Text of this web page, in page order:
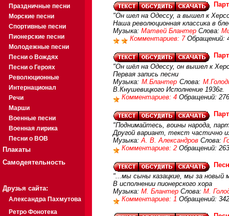
Праздничные песни
Морские песни
Спортивные песни
Пионерские песни
Молодежные песни
Песни о Вождях
Песни о Героях
Революционные
Интернационал
Речи
Марши
Военные песни
Военная лирика
Песни о ВОВ
Плакаты
Самодеятельность
Друзья сайта:
Александра Пахмутова
Ретро Фонотека
"Он шел на Одессу, а вышел к
Наша революционная классика в
Музыка: Матвей Блантер Слова:
Комментариев: 7 Обращений:
"Он шёл на Одессу, он вышел к
Первая запись песни
Музыка: М.Блантер Слова:
В.Кнушевицкого Исполнение 1936г.
Комментариев: 4 Обращений:
"Поднимайтесь, воины народа,
Другой вариант, текст частично
Музыка:А. В. Александров Слова:
Комментариев: 2 Обращений:
"...мы сыны казацкие, мы за новый
В исполнении пионерского хора
Музыка: М. Блантер Слова: М.
Комментариев: 1 Обращений: